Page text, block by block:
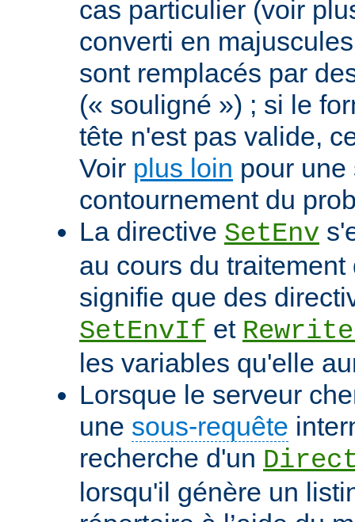
cas particulier (voir
converti en
sont remplacés par
(« souligné ») ; si le
tête n'est pas valide,
Voir plus loin pour
contournement du
La directive SetEnv
au cours du
signifie que des
SetEnvIf et
les variables qu'elle
Lorsque le serveur
une sous-requête
recherche d'un
lorsqu'il génère un